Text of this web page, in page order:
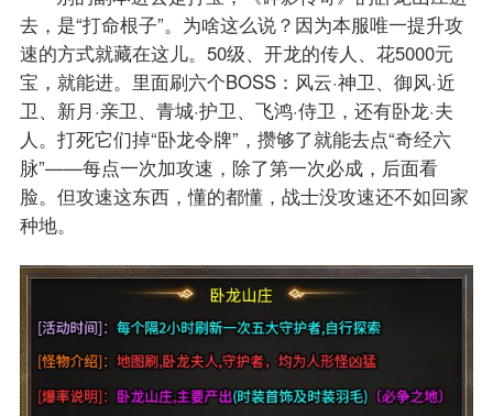
去，是“打命根子”。为啥这么说？因为本服唯一提升攻
速的方式就藏在这儿。50级、开龙的传人、花5000元
宝，就能进。里面刷六个BOSS：风云·神卫、御风·近
卫、新月·亲卫、青城·护卫、飞鸿·侍卫，还有卧龙·夫
人。打死它们掉“卧龙令牌”，攒够了就能去点“奇经六
脉”——每点一次加攻速，除了第一次必成，后面看
脸。但攻速这东西，懂的都懂，战士没攻速还不如回家
种地。